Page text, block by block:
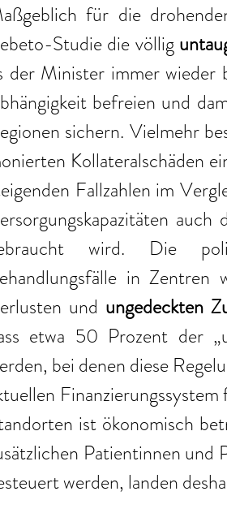
für die
Studie die völlig
der Minister immer wieder
befreien und
sichern. Vielmehr
Kollateralschäden
Fallzahlen im
wird. Die
in Zentren
und ungedeckten
etwa 50 Prozent der
bei denen diese
ist ökonomisch
Patientinnen und
werden, landen